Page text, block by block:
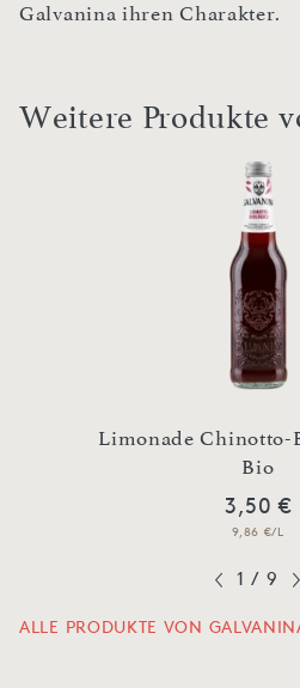
Galvanina ihren Charakter.
Weitere Produkte
Limonade Chinotto-
Bio
3,50 €
9,86 €/L
1 / 9
ALLE PRODUKTE VON